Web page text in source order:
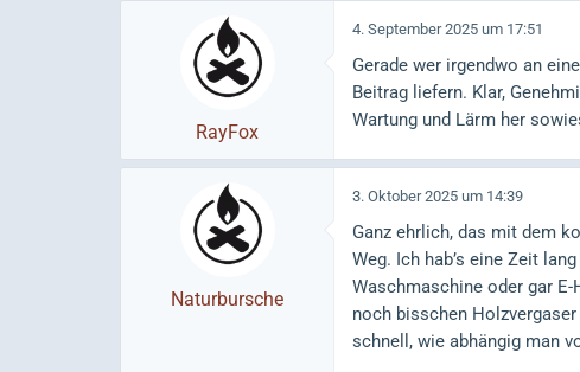
RayFox
4. September 2025 um 17:51
Gerade wer irgendwo an
Beitrag liefern. Klar,
Wartung und Lärm her
Naturbursche
3. Oktober 2025 um 14:39
Ganz ehrlich, das mit dem
Weg. Ich hab’s eine Zeit
Waschmaschine oder gar
noch bisschen
schnell, wie abhängig man